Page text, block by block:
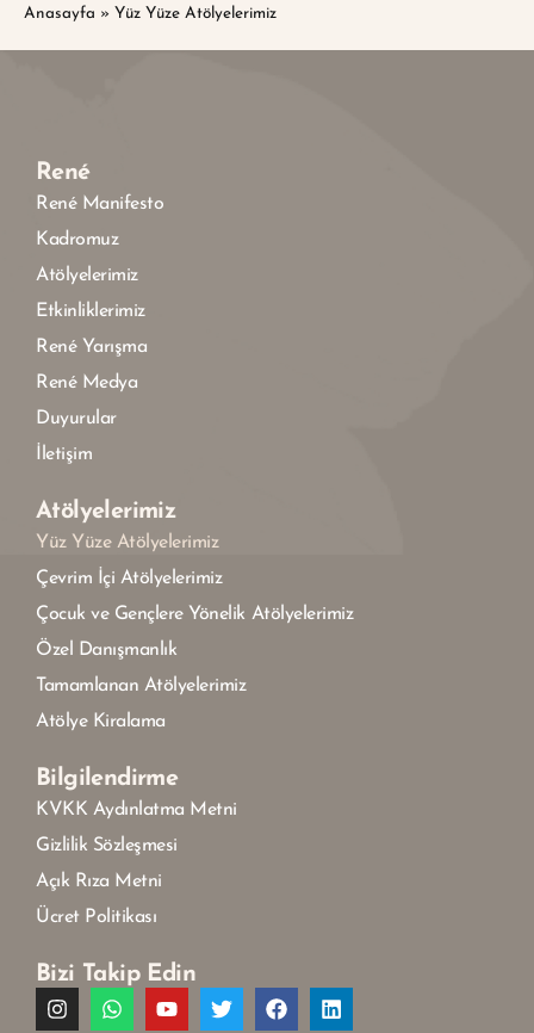
Anasayfa » Yüz Yüze Atölyelerimiz
René
René Manifesto
Kadromuz
Atölyelerimiz
Etkinliklerimiz
René Yarışma
René Medya
Duyurular
İletişim
Atölyelerimiz
Yüz Yüze Atölyelerimiz
Çevrim İçi Atölyelerimiz
Çocuk ve Gençlere Yönelik Atölyelerimiz
Özel Danışmanlık
Tamamlanan Atölyelerimiz
Atölye Kiralama
Bilgilendirme
KVKK Aydınlatma Metni
Gizlilik Sözleşmesi
Açık Rıza Metni
Ücret Politikası
Bizi Takip Edin